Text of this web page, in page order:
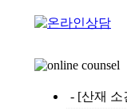
- [산재 소